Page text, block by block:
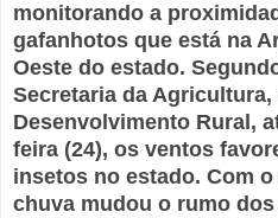
monitorando a
gafanhotos que está na
Oeste do estado.
Secretaria da Agricultura,
Desenvolvimento Rural,
feira (24), os ventos
insetos no estado. Com
chuva mudou o rumo